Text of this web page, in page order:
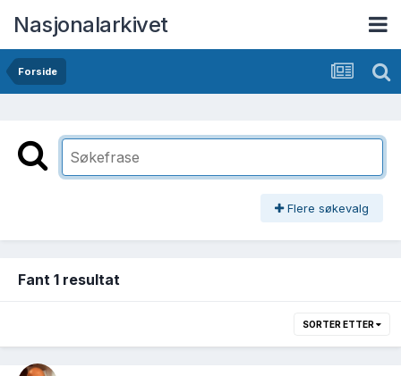
Nasjonalarkivet
Forside
Flere søkevalg
Fant 1 resultat
SORTER ETTER